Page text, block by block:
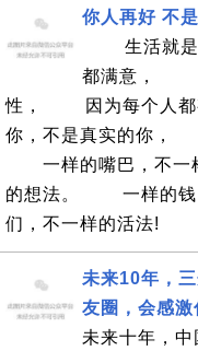
你人再好 不
生活就是这
都满意， 不
性， 因为每个人
你，不是真实的你，
一样的嘴巴，不一
的想法。 一样的钱
们，不一样的活法!
未来10年，
友圈，会感
未来十年，